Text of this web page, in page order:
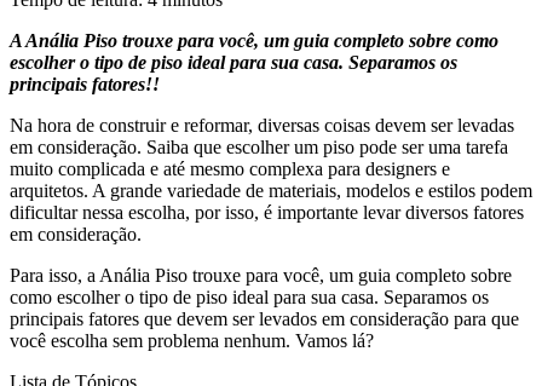
A Anália Piso trouxe para você, um guia completo sobre como
escolher o tipo de piso ideal para sua casa. Separamos os
principais fatores!!
Na hora de construir e reformar, diversas coisas devem ser levadas
em consideração. Saiba que escolher um piso pode ser uma tarefa
muito complicada e até mesmo complexa para designers e
arquitetos. A grande variedade de materiais, modelos e estilos podem
dificultar nessa escolha, por isso, é importante levar diversos fatores
em consideração.
Para isso, a Anália Piso trouxe para você, um guia completo sobre
como escolher o tipo de piso ideal para sua casa. Separamos os
principais fatores que devem ser levados em consideração para que
você escolha sem problema nenhum. Vamos lá?
Lista de Tópicos